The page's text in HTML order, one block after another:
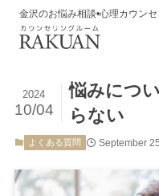
金沢のお悩み相談•心理カウン
悩みにつ
らない
2024
10/04
よくある質問 September